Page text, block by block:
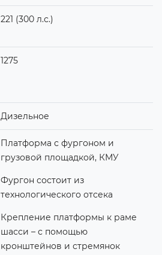
221 (300 л.с.)
1275
Дизельное
Платформа с фургоном и
грузовой площадкой, КМУ
Фургон состоит из
технологического отсека
Крепление платформы к раме
шасси – с помощью
кронштейнов и стремянок